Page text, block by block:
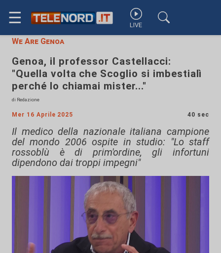
☰ LIVE
We Are Genoa
Genoa, il professor Castellacci:
"Quella volta che Scoglio si imbestialì
perché lo chiamai mister..."
di Redazione
Mer 16 Aprile 2025 40 sec
Il medico della nazionale italiana campione
del mondo 2006 ospite in studio: "Lo staff
rossoblù è di prim'ordine, gli infortuni
dipendono dai troppi impegni"